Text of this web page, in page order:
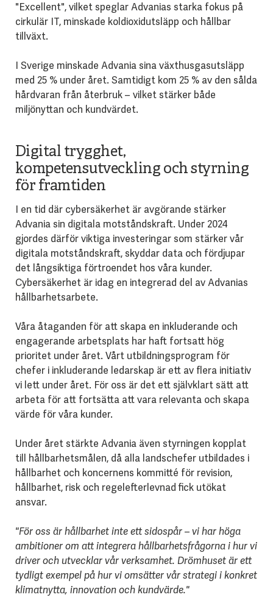
"Excellent", vilket speglar Advanias starka fokus på
cirkulär IT, minskade koldioxidutsläpp och hållbar
tillväxt.
I Sverige minskade Advania sina växthusgasutsläpp
med 25 % under året. Samtidigt kom 25 % av den sålda
hårdvaran från återbruk – vilket stärker både
miljönyttan och kundvärdet.
Digital trygghet,
kompetensutveckling och styrning
för framtiden
I en tid där cybersäkerhet är avgörande stärker
Advania sin digitala motståndskraft. Under 2024
gjordes därför viktiga investeringar som stärker vår
digitala motståndskraft, skyddar data och fördjupar
det långsiktiga förtroendet hos våra kunder.
Cybersäkerhet är idag en integrerad del av Advanias
hållbarhetsarbete.
Våra åtaganden för att skapa en inkluderande och
engagerande arbetsplats har haft fortsatt hög
prioritet under året. Vårt utbildningsprogram för
chefer i inkluderande ledarskap är ett av flera initiativ
vi lett under året. För oss är det ett självklart sätt att
arbeta för att fortsätta att vara relevanta och skapa
värde för våra kunder.
Under året stärkte Advania även styrningen kopplat
till hållbarhetsmålen, då alla landschefer utbildades i
hållbarhet och koncernens kommitté för revision,
hållbarhet, risk och regelefterlevnad fick utökat
ansvar.
"För oss är hållbarhet inte ett sidospår – vi har höga
ambitioner om att integrera hållbarhetsfrågorna i hur vi
driver och utvecklar vår verksamhet. Drömhuset är ett
tydligt exempel på hur vi omsätter vår strategi i konkret
klimatnytta, innovation och kundvärde."